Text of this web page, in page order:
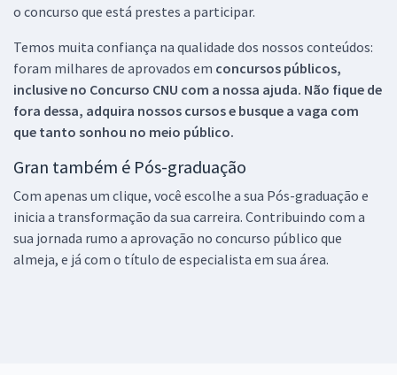
o concurso que está prestes a participar.
Temos muita confiança na qualidade dos nossos conteúdos:
foram milhares de aprovados em concursos públicos,
inclusive no Concurso CNU com a nossa ajuda. Não fique de
fora dessa, adquira nossos cursos e busque a vaga com
que tanto sonhou no meio público.
Gran também é Pós-graduação
Com apenas um clique, você escolhe a sua Pós-graduação e
inicia a transformação da sua carreira. Contribuindo com a
sua jornada rumo a aprovação no concurso público que
almeja, e já com o título de especialista em sua área.